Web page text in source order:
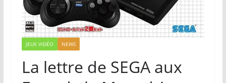
JEUX VIDÉO NEWS
La lettre de SEGA aux